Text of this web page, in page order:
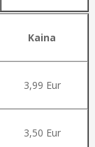
Kaina
3,99 Eur
3,50 Eur